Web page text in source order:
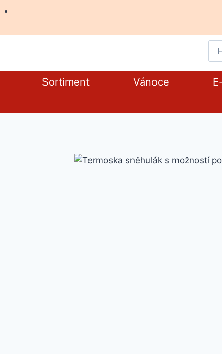
Sortiment Vánoce